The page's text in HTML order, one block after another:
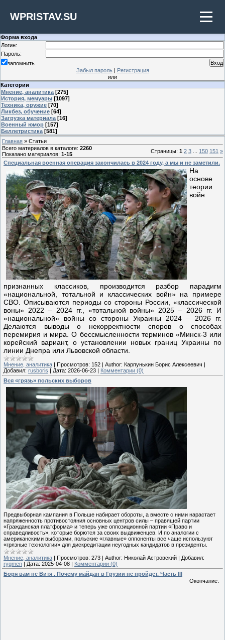
WPRISTAV.SU
Форма входа
Логин:
Пароль:
запомнить
Забыл пароль| Регистрация
или
Категории
Мнение, аналитика [275]
История, мемуары [1097]
Техника, оружие [70]
Ликбез, обучение [64]
Загрузка материала [16]
Военный юмор [157]
Беллетристика [581]
Главная » Статьи
Всего материалов в каталоге: 2260
Показано материалов: 1-15 Страницы: 1 2 3 150 151 »
Специальная военная операция закончилась в 2024 году, а мы и не заметили.
На
основе
теории
войн
признанных классиков, производится разбор парадигм
«национальной, тотальной и классических войн» на примере
СВО. Описываются периоды со стороны России, «классической
воны» 2022 – 2024 гг., «тотальной войны» 2025 – 2026 гг. И
«национальной» войны со стороны Украины 2024 – 2026 гг.
Делаются выводы о некорректности споров о способах
перемирия и мира. О бессмысленности терминов «Минск-3 или
корейский вариант, о установлении новых границ Украины по
линии Днепра или Львовской области.
Мнение, аналитика | Просмотров: 152 | Author: Карпунькин Борис Алексеевич |
Добавил: rusboris | Дата: 2026-06-23 | Комментарии (0)
Вся «грязь» польских выборов
Предвыборная кампания в Польше набирает обороты, а вместе с ними нарастает
напряженность противостояния основных центров силы – правящей партии
«Гражданская платформа» и теперь уже оппозиционной партии «Право и
справедливость», которые борются за своих выдвиженцев. И по аналогии с
американскими выборами, польские «главные» оппоненты все чаще используют
«грязные технологии» для дискредитации неугодных кандидатов в президенты.
Мнение, аналитика | Просмотров: 273 | Author: Николай Астровский | Добавил:
rygmen | Дата: 2025-04-08 | Комментарии (0)
Боря вам не Витя . Почему майдан в Грузии не пройдет. Часть III
Окончание.